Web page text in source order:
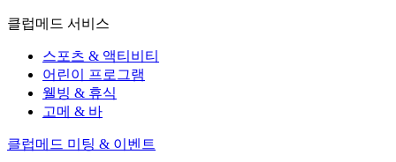
클럽메드 서비스
스포츠 & 액티비티
어린이 프로그램
웰빙 & 휴식
고메 & 바
클럽메드 미팅 & 이벤트